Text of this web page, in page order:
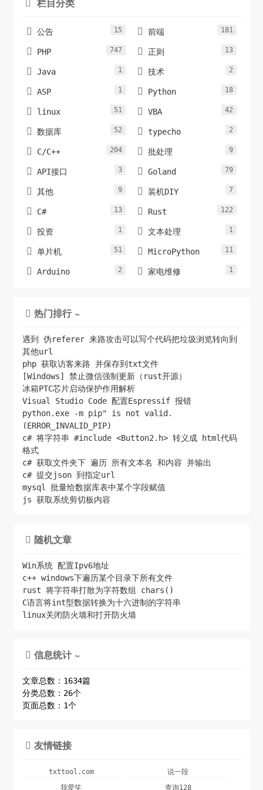
 栏目分类
 公告 15  前端 181
 PHP 747  正则 13
 Java 1  技术 2
 ASP 1  Python 18
 linux 51  VBA 42
 数据库 52  typecho 2
 C/C++ 204  批处理 9
 API接口 3  Goland 79
 其他 9  装机DIY 7
 C# 13  Rust 122
 投资 1  文本处理 1
 单片机 51  MicroPython 11
 Arduino 2  家电维修 1
 热门排行 ~
遇到 伪referer 来路攻击可以写个代码把垃圾浏览转向到
其他url
php 获取访客来路 并保存到txt文件
[Windows] 禁止微信强制更新（rust开源）
冰箱PTC芯片启动保护作用解析
Visual Studio Code 配置Espressif 报错
python.exe -m pip" is not valid.
(ERROR_INVALID_PIP)
c# 将字符串 #include <Button2.h> 转义成 html代码
格式
c# 获取文件夹下 遍历 所有文本名 和内容 并输出
c# 提交json 到指定url
mysql 批量给数据库表中某个字段赋值
js 获取系统剪切板内容
 随机文章
Win系统 配置Ipv6地址
c++ windows下遍历某个目录下所有文件
rust 将字符串打散为字符数组 chars()
C语言将int型数据转换为十六进制的字符串
linux关闭防火墙和打开防火墙
 信息统计 ~
文章总数：1634篇
分类总数：26个
页面总数：1个
 友情链接
txttool.com
说一段
我爱笑
查询128